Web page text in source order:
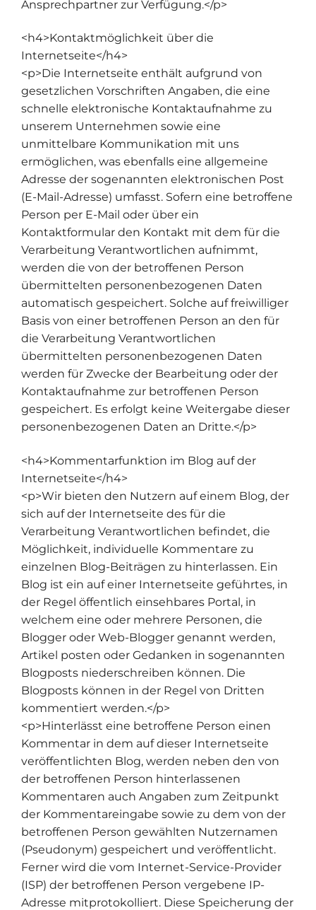
Ansprechpartner zur Verfügung.</p>
<h4>Kontaktmöglichkeit über die
Internetseite</h4>
<p>Die Internetseite enthält aufgrund von
gesetzlichen Vorschriften Angaben, die eine
schnelle elektronische Kontaktaufnahme zu
unserem Unternehmen sowie eine
unmittelbare Kommunikation mit uns
ermöglichen, was ebenfalls eine allgemeine
Adresse der sogenannten elektronischen Post
(E-Mail-Adresse) umfasst. Sofern eine betroffene
Person per E-Mail oder über ein
Kontaktformular den Kontakt mit dem für die
Verarbeitung Verantwortlichen aufnimmt,
werden die von der betroffenen Person
übermittelten personenbezogenen Daten
automatisch gespeichert. Solche auf freiwilliger
Basis von einer betroffenen Person an den für
die Verarbeitung Verantwortlichen
übermittelten personenbezogenen Daten
werden für Zwecke der Bearbeitung oder der
Kontaktaufnahme zur betroffenen Person
gespeichert. Es erfolgt keine Weitergabe dieser
personenbezogenen Daten an Dritte.</p>
<h4>Kommentarfunktion im Blog auf der
Internetseite</h4>
<p>Wir bieten den Nutzern auf einem Blog, der
sich auf der Internetseite des für die
Verarbeitung Verantwortlichen befindet, die
Möglichkeit, individuelle Kommentare zu
einzelnen Blog-Beiträgen zu hinterlassen. Ein
Blog ist ein auf einer Internetseite geführtes, in
der Regel öffentlich einsehbares Portal, in
welchem eine oder mehrere Personen, die
Blogger oder Web-Blogger genannt werden,
Artikel posten oder Gedanken in sogenannten
Blogposts niederschreiben können. Die
Blogposts können in der Regel von Dritten
kommentiert werden.</p>
<p>Hinterlässt eine betroffene Person einen
Kommentar in dem auf dieser Internetseite
veröffentlichten Blog, werden neben den von
der betroffenen Person hinterlassenen
Kommentaren auch Angaben zum Zeitpunkt
der Kommentareingabe sowie zu dem von der
betroffenen Person gewählten Nutzernamen
(Pseudonym) gespeichert und veröffentlicht.
Ferner wird die vom Internet-Service-Provider
(ISP) der betroffenen Person vergebene IP-
Adresse mitprotokolliert. Diese Speicherung der